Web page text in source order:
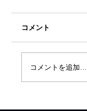
コメント
コメントを追加…